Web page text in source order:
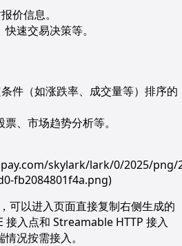
价信息。
速交易决策等。
件（如涨跌率、成交量等）排序的
、市场趋势分析等。
skylark/lark/0/2025/png/
fb2084801f4a.png)
可以进入页面直接复制右侧生成的
接入点和 Streamable HTTP 接入
况按需接入。